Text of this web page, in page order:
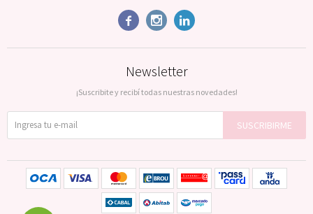
  
Newsletter
¡Suscribite y recibí todas nuestras novedades!
SUSCRIBIRME